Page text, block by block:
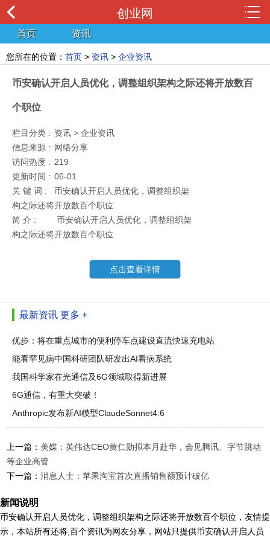
创业网
首页 资讯
您所在的位置： 首页 > 资讯 > 企业资讯
币安确认开启人员优化，调整组织架构之际还将开放数百
个职位
栏目分类 : 资讯 > 企业资讯
信息来源 : 网络分享
访问热度 : 219
更新时间 : 06-01
关 键 词 :
币安确认开启人员优化，调整组织架
构之际还将开放数百个职位
简 介 :
币安确认开启人员优化，调整组织架
构之际还将开放数百个职位
点击查看详情
最新资讯 更多 +
优步：将在重点城市的便利停车点建设直流快速充电站
能看罕见病中国科研团队研发出AI看病系统
我国科学家在光通信及6G领域取得新进展
6G通信，有重大突破！
Anthropic发布新AI模型ClaudeSonnet4.6
上一篇： 美媒：英伟达CEO黄仁勋拟本月赴华，会见腾讯、字节跳动
等企业高管
下一篇：消息人士：苹果淘宝首次直播销售额预计破亿
新闻说明
币安确认开启人员优化，调整组织架构之际还将开放数百个职位，友情提
示，本站所有还将,百个资讯为网友分享，网站只提供币安确认开启人员